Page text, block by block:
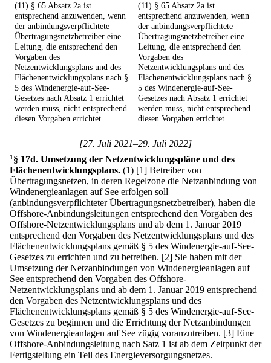
(11) § 65 Absatz 2a ist
entsprechend anzuwenden, wenn
der anbindungsverpflichtete
Übertragungsnetzbetreiber eine
Leitung, die entsprechend den
Vorgaben des
Netzentwicklungsplans und des
Flächenentwicklungsplans nach §
5 des Windenergie-auf-See-
Gesetzes nach Absatz 1 errichtet
werden muss, nicht entsprechend
diesen Vorgaben errichtet.
(11) § 65 Absatz 2a ist
entsprechend anzuwenden, wenn
der anbindungsverpflichtete
Übertragungsnetzbetreiber eine
Leitung, die entsprechend den
Vorgaben des
Netzentwicklungsplans und des
Flächenentwicklungsplans nach §
5 des Windenergie-auf-See-
Gesetzes nach Absatz 1 errichtet
werden muss, nicht entsprechend
diesen Vorgaben errichtet.
[27. Juli 2021–29. Juli 2022]
1§ 17d. Umsetzung der Netzentwicklungspläne und des
Flächenentwicklungsplans. (1) [1] Betreiber von
Übertragungsnetzen, in deren Regelzone die Netzanbindung von
Windenergieanlagen auf See erfolgen soll
(anbindungsverpflichteter Übertragungsnetzbetreiber), haben die
Offshore-Anbindungsleitungen entsprechend den Vorgaben des
Offshore-Netzentwicklungsplans und ab dem 1. Januar 2019
entsprechend den Vorgaben des Netzentwicklungsplans und des
Flächenentwicklungsplans gemäß § 5 des Windenergie-auf-See-
Gesetzes zu errichten und zu betreiben. [2] Sie haben mit der
Umsetzung der Netzanbindungen von Windenergieanlagen auf
See entsprechend den Vorgaben des Offshore-
Netzentwicklungsplans und ab dem 1. Januar 2019 entsprechend
den Vorgaben des Netzentwicklungsplans und des
Flächenentwicklungsplans gemäß § 5 des Windenergie-auf-See-
Gesetzes zu beginnen und die Errichtung der Netzanbindungen
von Windenergieanlagen auf See zügig voranzutreiben. [3] Eine
Offshore-Anbindungsleitung nach Satz 1 ist ab dem Zeitpunkt der
Fertigstellung ein Teil des Energieversorgungsnetzes.